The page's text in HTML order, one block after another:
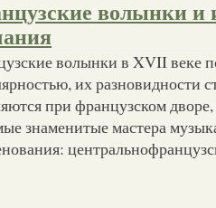
волынки и
волынки в XVII веке
их разновидности
при французском
знаменитые мастера